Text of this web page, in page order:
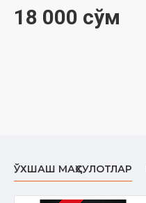
18 000 сўм
ЎХШАШ МАҲСУЛОТЛАР